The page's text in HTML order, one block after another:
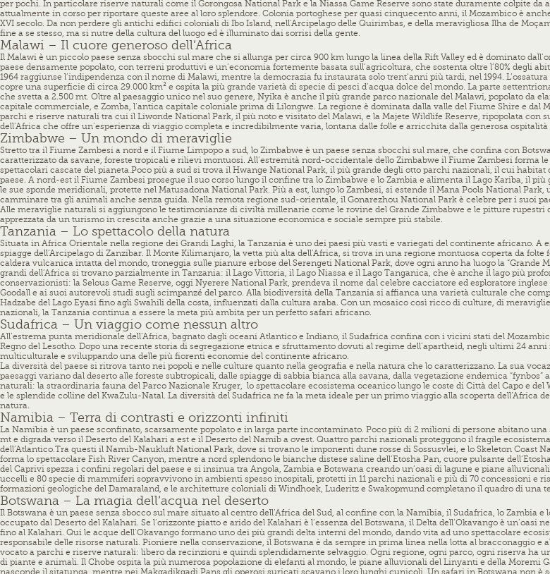
per pochi. In particolare riserve naturali come il Gorongosa National Park e la Niassa Game Reserve sono state duramente colpite
attualmente in corso per riportare queste aree al loro splendore. Colonia portoghese per quasi cinquecento anni, il Mozambico è
XVI secolo. Da non perdere gli antichi edifici coloniali di Ibo Island, nell’Arcipelago delle Quirimbas, e della meravigliosa Ilha de Mo
fine a se stesso, ma si nutre della cultura del luogo ed è illuminato dai sorrisi della gente.
Malawi – Il cuore generoso dell’Africa
Il Malawi è un piccolo paese senza sbocchi sul mare che si allunga per circa 900 km lungo la linea della Rift Valley ed è dominato
paese densamente popolato, con terreni produttivi e un’economia fortemente basata sull’agricoltura, che sostenta oltre l’80% degli
1964 raggiunse l’indipendenza con il nome di Malawi, mentre la democrazia fu instaurata solo trent’anni più tardi, nel 1994.
copre una superficie di circa 29.000 km² e ospita la più grande varietà di specie di pesci d’acqua dolce del mondo. La parte
che svetta a 2.500 mt. Oltre al paesaggio unico nel suo genere, Nyika è anche il più grande parco nazionale del Malawi, popolato da
capitale commerciale, e Zomba, l’antica capitale coloniale prima di Lilongwe. La regione è dominata dalla valle del Fiume Shire e
parchi e riserve naturali tra cui il Liwonde National Park, il più noto e visitato del Malawi, e la Majete Wildlife Reserve, ripopolata con
dell’Africa che offre un’esperienza di viaggio completa e incredibilmente varia, lontana dalle folle e arricchita dalla generosa ospitalità
Zimbabwe – Un mondo di meraviglie
Stretto tra il Fiume Zambesi a nord e il Fiume Limpopo a sud, lo Zimbabwe è un paese senza sbocchi sul mare, che confina con
caratterizzato da savane, foreste tropicali e rilievi montuosi. All’estremità nord-occidentale dello Zimbabwe il Fiume Zambesi forma
spettacolari cascate del pianeta.Poco più a sud si trova il Hwange National Park, il più grande degli otto parchi nazionali, il cui
paese. A nord-est il Fiume Zambesi prosegue il suo corso lungo il confine tra lo Zimbabwe e lo Zambia e alimenta il Lago Kariba, il
le sue sponde meridionali, protette nel Matusadona National Park. Più a est, lungo lo Zambesi, si estende il Mana Pools National
camminare tra gli animali anche senza guida. Nella remota regione sud-orientale, il Gonarezhou National Park è celebre per i suoi
Alle meraviglie naturali si aggiungono le testimonianze di civiltà millenarie come le rovine del Grande Zimbabwe e le pitture
apprezzata da un turismo in crescita anche grazie a una situazione economica e sociale sempre più stabile.
Tanzania – Lo spettacolo della natura
Situata in Africa Orientale nella regione dei Grandi Laghi, la Tanzania è uno dei paesi più vasti e variegati del continente africano. A
spiagge dell’Arcipelago di Zanzibar. Il Monte Kilimanjaro, la vetta più alta dell’Africa, si trova in una regione montuosa coperta da
caldera vulcanica intatta del mondo, troneggia sulle pianure erbose del Serengeti National Park, dove ogni anno ha luogo la
grandi dell’Africa si trovano parzialmente in Tanzania: il Lago Vittoria, il Lago Niassa e il Lago Tanganica, che è anche il lago più
conservazionisti: la Selous Game Reserve, oggi Nyerere National Park, prendeva il nome dal celebre cacciatore ed esploratore
Goodall e ai suoi autorevoli studi sugli scimpanzé del parco. Alla biodiversità della Tanzania si affianca una varietà culturale che
Hadzabe del Lago Eyasi fino agli Swahili della costa, influenzati dalla cultura araba. Con un mosaico così ricco di culture, di
nazionali, la Tanzania continua a essere la meta più ambita per un perfetto safari africano.
Sudafrica – Un viaggio come nessun altro
All’estrema punta meridionale dell’Africa, bagnato dagli oceani Atlantico e Indiano, il Sudafrica confina con i vicini stati del
Regno del Lesotho. Dopo una recente storia di segregazione etnica e sfruttamento dovuti al regime dell’apartheid, negli ultimi 24
multiculturale e sviluppando una delle più fiorenti economie del continente africano.
La diversità del paese si ritrova tanto nei popoli e nelle culture quanto nella geografia e nella natura che lo caratterizzano. La sua
paesaggi variano dal deserto alle foreste subtropicali, dalle spiagge di sabbia bianca alla savana, dalla vegetazione endemica
naturali: la straordinaria fauna del Parco Nazionale Kruger, lo spettacolare ecosistema oceanico lungo le coste di Città del Capo e
e le splendide colline del KwaZulu-Natal. La diversità del Sudafrica ne fa la meta ideale per un primo viaggio alla scoperta dell’Africa
natura.
Namibia – Terra di contrasti e orizzonti infiniti
La Namibia è un paese sconfinato, scarsamente popolato e in larga parte incontaminato. Poco più di 2 milioni di persone abitano
mt e digrada verso il Deserto del Kalahari a est e il Deserto del Namib a ovest. Quattro parchi nazionali proteggono il fragile
dell’Atlantico.Tra questi il Namib-Naukluft National Park, dove si trovano le imponenti dune rosse di Sossusvlei, e lo Skeleton Coast
forma lo spettacolare Fish River Canyon, mentre a nord splendono le bianche distese saline dell’Etosha Pan, cuore pulsante
del Caprivi spezza i confini regolari del paese e si insinua tra Angola, Zambia e Botswana creando un’oasi di lagune e piane
uccelli e 80 specie di mammiferi sopravvivono in ambienti spesso inospitali, protetti in 11 parchi nazionali e più di 70 concessioni e
formazioni geologiche del Damaraland, e le architetture coloniali di Windhoek, Luderitz e Swakopmund completano il quadro di
Botswana – La magia dell’acqua nel deserto
Il Botswana è un paese senza sbocco sul mare situato al centro dell’Africa del Sud, al confine con la Namibia, il Sudafrica, lo Zambia
occupato dal Deserto del Kalahari. Se l’orizzonte piatto e arido del Kalahari è l’essenza del Botswana, il Delta dell’Okavango è
fino al Kalahari. Qui le acque dell’Okavango formano uno dei più grandi delta interni del mondo, dando vita ad uno spettacolare
responsabile delle risorse naturali. Pioniere nella conservazione, il Botswana è da sempre in prima linea nella lotta al bracconaggio
vocato a parchi e riserve naturali: libero da recinzioni e quindi splendidamente selvaggio. Ogni regione, ogni parco, ogni riserva
di piante e animali. Il Chobe ospita la più numerosa popolazione di elefanti al mondo, le piane alluvionali del Linyanti e della Moremi
nasconde il sitatunga, mentre nei Makgadikgadi Pans gli operosi suricati scavano i loro lunghi cunicoli. Un safari in Botswana non